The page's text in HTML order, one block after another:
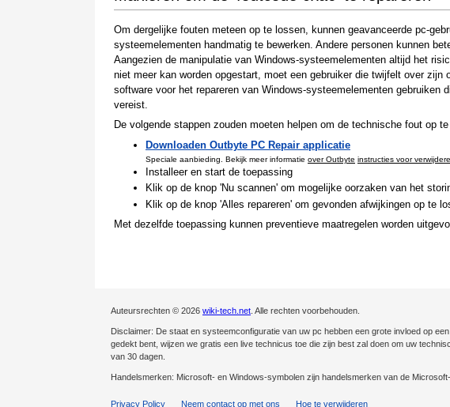
Om dergelijke fouten meteen op te lossen, kunnen geavanceerde pc-
systeemelementen handmatig te bewerken. Andere personen kunnen
Aangezien de manipulatie van Windows-systeemelementen altijd het
niet meer kan worden opgestart, moet een gebruiker die twijfelt over
software voor het repareren van Windows-systeemelementen gebruiken
vereist.
De volgende stappen zouden moeten helpen om de technische fout op
Downloaden Outbyte PC Repair applicatie
Speciale aanbieding. Bekijk meer informatie over Outbyte instructies voor
Installeer en start de toepassing
Klik op de knop 'Nu scannen' om mogelijke oorzaken van het
Klik op de knop 'Alles repareren' om gevonden afwijkingen op te
Met dezelfde toepassing kunnen preventieve maatregelen worden
Auteursrechten © 2026 wiki-tech.net . Alle rechten voorbehouden.
Disclaimer: De staat en systeemconfiguratie van uw pc hebben een grote invloed op
gedekt bent, wijzen we gratis een live technicus toe die zijn best zal doen om uw
van 30 dagen.
Handelsmerken: Microsoft- en Windows-symbolen zijn handelsmerken van de
Privacy Policy Neem contact op met ons Hoe te verwijderen